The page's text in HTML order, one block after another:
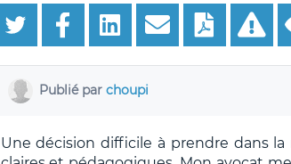
Publié par choupi
Une décision difficile à prendre dans